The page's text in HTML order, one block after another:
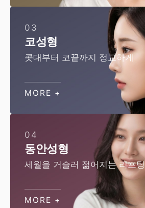
03
코성형
콧대부터 코끝까지 정교하게
MORE +
04
동안성형
세월을 거슬러 젊어지는 리프팅
MORE +